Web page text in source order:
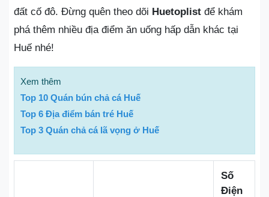
đất cố đô. Đừng quên theo dõi Huetoplist để khám
phá thêm nhiều địa điểm ăn uống hấp dẫn khác tại
Huế nhé!
Xem thêm
Top 10 Quán bún chả cá Huế
Top 6 Địa điểm bán tré Huế
Top 3 Quán chả cá lã vọng ở Huế
Số
Điện